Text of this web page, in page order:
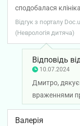
сподобалася
Відгук з порталу
(Неврологія дитяча)
Відповідь
10.07.2024
Дмитро,
враженнями
Валерія